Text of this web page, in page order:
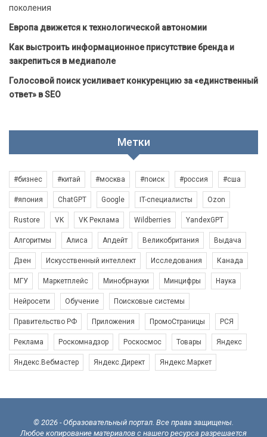
поколения
Европа движется к технологической автономии
Как выстроить информационное присутствие бренда и
закрепиться в медиаполе
Голосовой поиск усиливает конкуренцию за «единственный
ответ» в SEO
Метки
#бизнес #китай #москва #поиск #россия #сша
#япония ChatGPT Google IT-специалисты Ozon
Rustore VK VK Реклама Wildberries YandexGPT
Алгоритмы Алиса Апдейт Великобритания Выдача
Дзен Искусственный интеллект Исследования Канада
МГУ Маркетплейс Минобрнауки Минцифры Наука
Нейросети Обучение Поисковые системы
Правительство РФ Приложения ПромоСтраницы РСЯ
Реклама Роскомнадзор Роскосмос Товары Яндекс
Яндекс.Вебмастер Яндекс.Директ Яндекс.Маркет
© 2026 - Образовательный портал. Все права защищены.
Любое копирование материалов с нашего ресурса разрешается